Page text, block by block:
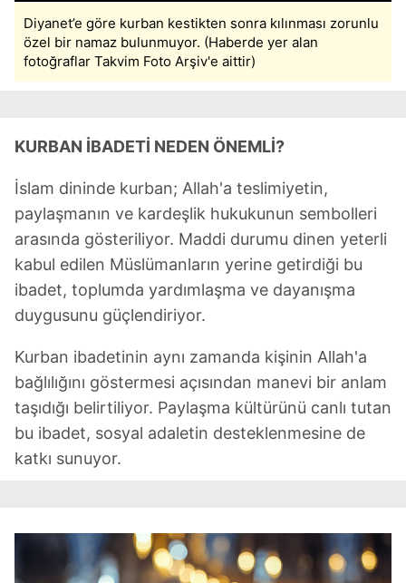
Diyanet’e göre kurban kestikten sonra kılınması zorunlu
özel bir namaz bulunmuyor. (Haberde yer alan
fotoğraflar Takvim Foto Arşiv'e aittir)
KURBAN İBADETİ NEDEN ÖNEMLİ?
İslam dininde kurban; Allah'a teslimiyetin,
paylaşmanın ve kardeşlik hukukunun sembolleri
arasında gösteriliyor. Maddi durumu dinen yeterli
kabul edilen Müslümanların yerine getirdiği bu
ibadet, toplumda yardımlaşma ve dayanışma
duygusunu güçlendiriyor.
Kurban ibadetinin aynı zamanda kişinin Allah'a
bağlılığını göstermesi açısından manevi bir anlam
taşıdığı belirtiliyor. Paylaşma kültürünü canlı tutan
bu ibadet, sosyal adaletin desteklenmesine de
katkı sunuyor.